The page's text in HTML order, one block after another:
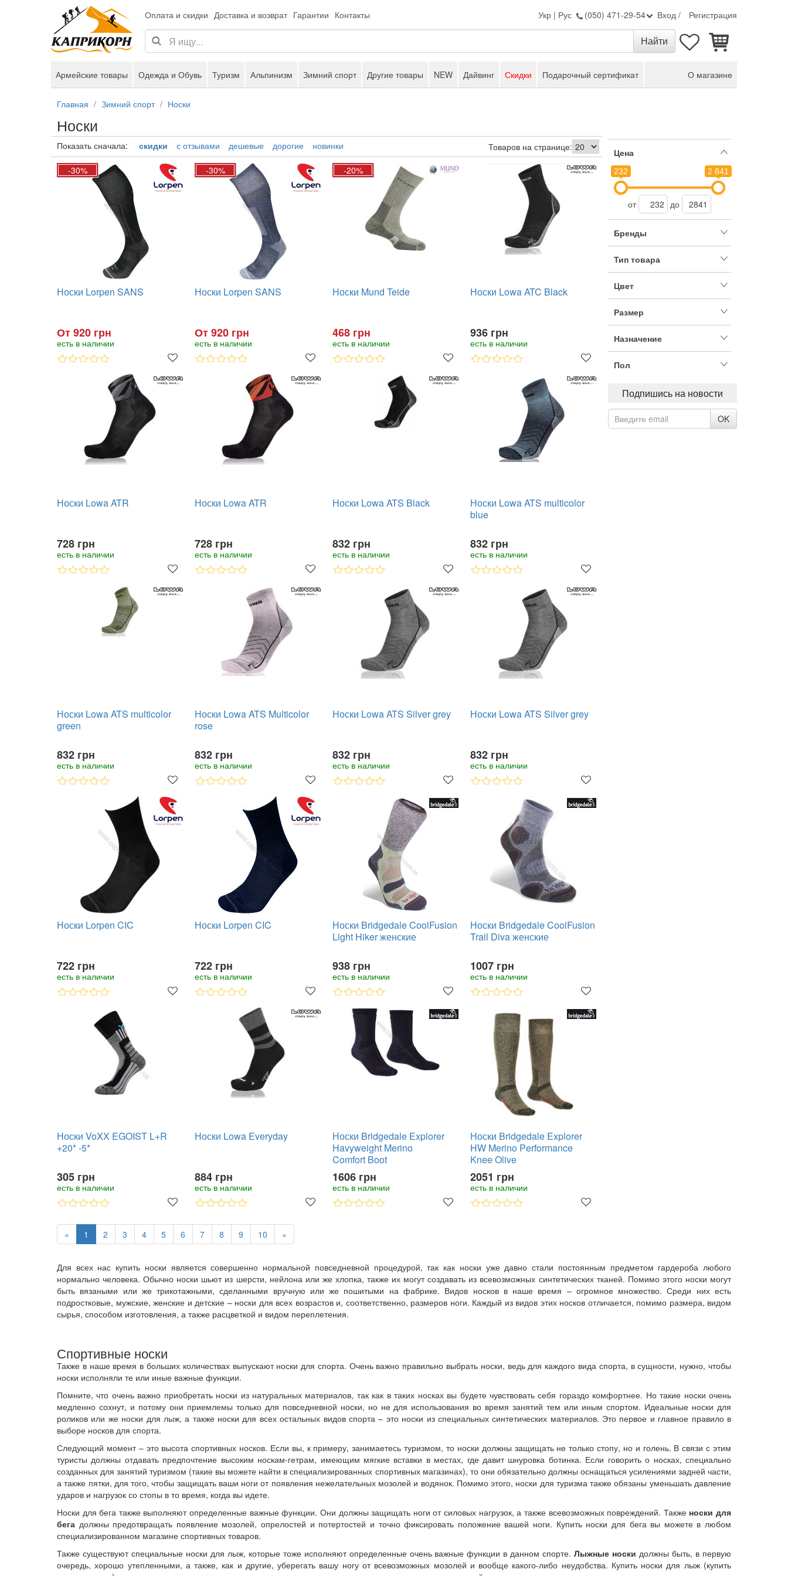
Оплата и скидки Доставка и возврат Гарантии Контакты Укр | Рус (050) 471-29-54 Вход / Регистрация
Армейские товары Одежда и Обувь Туризм Альпинизм Зимний спорт Другие товары NEW Дайвинг Скидки Подарочный сертификат О магазине
Главная Зимний спорт Носки
Носки
Для всех нас купить носки является совершенно нормальной повседневной процедурой, так как носки уже давно стали постоянным предметом гардероба любого
нормально человека. Обычно носки шьют из шерсти, нейлона или же хлопка, также их могут создавать из всевозможных синтетических тканей. Помимо этого носки могут
быть вязаными или же трикотажными, сделанными вручную или же пошитыми на фабрике. Видов носков в наше время – огромное множество. Среди них есть
подростковые, мужские, женские и детские – носки для всех возрастов и, соответственно, размеров ноги. Каждый из видов этих носков отличается, помимо размера, видом
сырья, способом изготовления, а также расцветкой и видом переплетения.
Показать сначала: скидки с отзывами дешевые дорогие новинки
Товаров на странице:
-30%
Носки Lorpen SANS
От 920 грн
есть в наличии
-30%
Носки Lorpen SANS
От 920 грн
есть в наличии
-20%
Носки Mund Teide
468 грн
есть в наличии
Носки Lowa ATC Black
936 грн
есть в наличии
Носки Lowa ATR
728 грн
есть в наличии
Носки Lowa ATR
728 грн
есть в наличии
Носки Lowa ATS Black
832 грн
есть в наличии
Носки Lowa ATS multicolor
blue
832 грн
есть в наличии
Носки Lowa ATS multicolor
green
832 грн
есть в наличии
Носки Lowa ATS Multicolor
rose
832 грн
есть в наличии
Носки Lowa ATS Silver grey
832 грн
есть в наличии
Носки Lowa ATS Silver grey
832 грн
есть в наличии
Носки Lorpen CIC
722 грн
есть в наличии
Носки Lorpen CIC
722 грн
есть в наличии
Носки Bridgedale CoolFusion
Light Hiker женские
938 грн
есть в наличии
Носки Bridgedale CoolFusion
Trail Diva женские
1007 грн
есть в наличии
Носки VoXX EGOIST L+R
+20* -5*
305 грн
есть в наличии
Носки Lowa Everyday
884 грн
есть в наличии
Носки Bridgedale Explorer
Havyweight Merino
Comfort Boot
1606 грн
есть в наличии
Носки Bridgedale Explorer
HW Merino Performance
Knee Olive
2051 грн
есть в наличии
« 1 2 3 4 5 6 7 8 9 10 »
Цена
232 2 841
от до
Бренды
Тип товара
Цвет
Размер
Назначение
Пол
Подпишись на новости
OK
Спортивные носки
Также в наше время в больших количествах выпускают носки для спорта. Очень важно правильно выбрать носки, ведь для каждого вида спорта, в сущности, нужно, чтобы
носки исполняли те или иные важные функции.
Помните, что очень важно приобретать носки из натуральных материалов, так как в таких носках вы будете чувствовать себя гораздо комфортнее. Но такие носки очень
медленно сохнут, и потому они приемлемы только для повседневной носки, но не для использования во время занятий тем или иным спортом. Идеальные носки для
роликов или же носки для лыж, а также носки для всех остальных видов спорта – это носки из специальных синтетических материалов. Это первое и главное правило в
выборе носков для спорта.
Следующий момент – это высота спортивных носков. Если вы, к примеру, занимаетесь туризмом, то носки должны защищать не только стопу, но и голень. В связи с этим
туристы должны отдавать предпочтение высоким носкам-гетрам, имеющим мягкие вставки в местах, где давит шнуровка ботинка. Если говорить о носках, специально
созданных для занятий туризмом (такие вы можете найти в специализированных спортивных магазинах), то они обязательно должны оснащаться усилениями задней части,
а также пятки, для того, чтобы защищать ваши ноги от появления нежелательных мозолей и водянок. Помимо этого, носки для туризма также обязаны уменьшать давление
ударов и нагрузок со стопы в то время, когда вы идете.
Носки для бега также выполняют определенные важные функции. Они должны защищать ноги от силовых нагрузок, а также всевозможных повреждений. Также носки для
бега должны предотвращать появление мозолей, опрелостей и потертостей и точно фиксировать положение вашей ноги. Купить носки для бега вы можете в любом
специализированном магазине спортивных товаров.
Также существуют специальные носки для лыж, которые тоже исполняют определенные очень важные функции в данном спорте.Лыжные носки должны быть, в первую
очередь, хорошо утепленными, а также, как и другие, уберегать вашу ногу от всевозможных мозолей и вообще какого-либо неудобства. Купить носки для лыж (купить